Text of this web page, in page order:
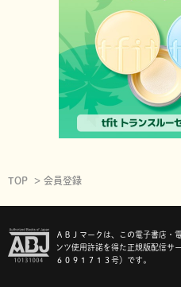
TOP 会員登録
ＡＢＪマークは、この電子書店・
ンツ使用許諾を得た正規版配信サ
６０９１７１３号）です。